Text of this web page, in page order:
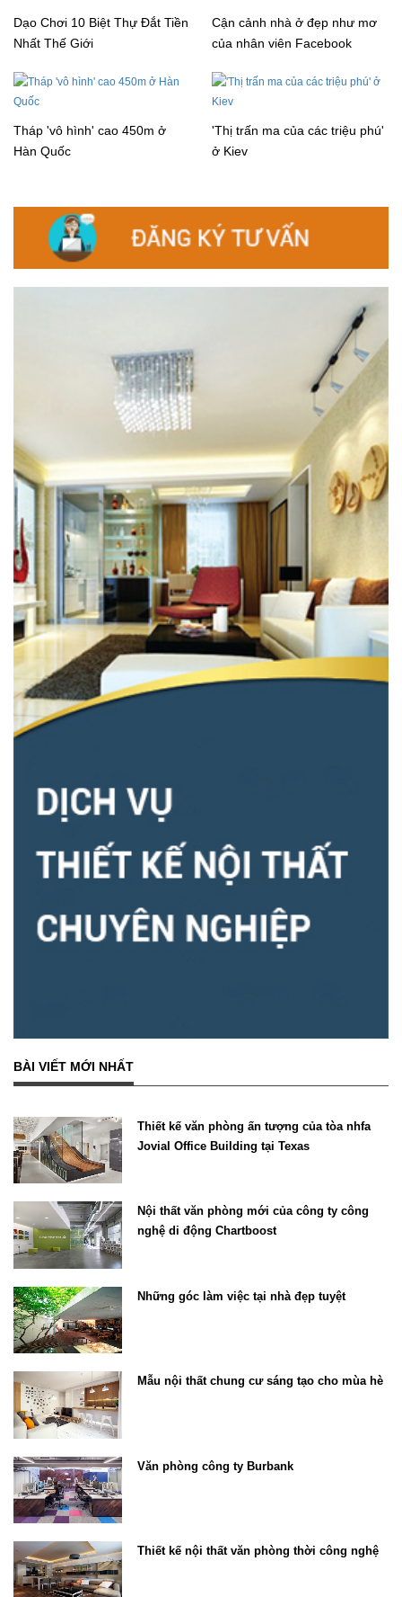
Dạo Chơi 10 Biệt Thự Đắt Tiền
Nhất Thế Giới
Cận cảnh nhà ở đẹp như mơ
của nhân viên Facebook
Tháp 'vô hình' cao 450m ở
Hàn Quốc
'Thị trấn ma của các triệu phú'
ở Kiev
BÀI VIẾT MỚI NHẤT
Thiết kế văn phòng ấn tượng của tòa nhfa
Jovial Office Building tại Texas
Nội thất văn phòng mới của công ty công
nghệ di động Chartboost
Những góc làm việc tại nhà đẹp tuyệt
Mẫu nội thất chung cư sáng tạo cho mùa hè
Văn phòng công ty Burbank
Thiết kế nội thất văn phòng thời công nghệ